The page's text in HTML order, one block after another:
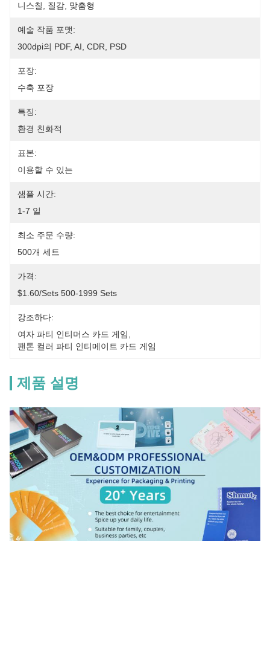
니스칠, 질감, 맞춤형
예술 작품 포맷:
300dpi의 PDF, AI, CDR, PSD
포장:
수축 포장
특징:
환경 친화적
표본:
이용할 수 있는
샘플 시간:
1-7 일
최소 주문 수량:
500개 세트
가격:
$1.60/sets 500-1999 Sets
강조하다:
여자 파티 인티머스 카드 게임
팬톤 컬러 파티 인티메이트 카드 게임
제품 설명